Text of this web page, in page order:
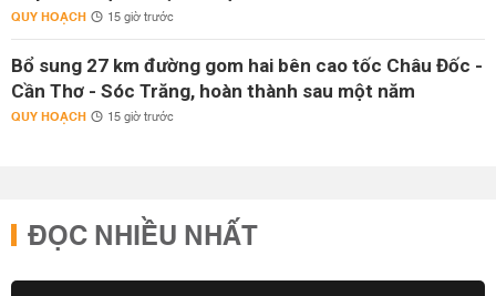
QUY HOẠCH 15 giờ trước
Bổ sung 27 km đường gom hai bên cao tốc Châu Đốc -
Cần Thơ - Sóc Trăng, hoàn thành sau một năm
QUY HOẠCH 15 giờ trước
ĐỌC NHIỀU NHẤT